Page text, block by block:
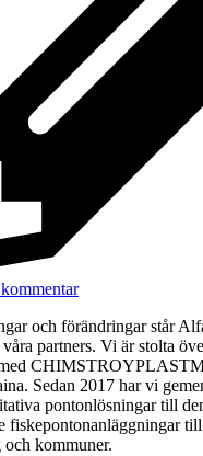
och förändringar står
partners. Vi är stolta
Sedan 2017 har vi
pontonlösningar till
fiskepontonanläggningar
kommuner.